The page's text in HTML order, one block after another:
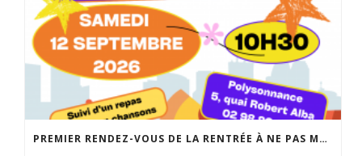
PREMIER RENDEZ-VOUS DE LA RENTRÉE À NE PAS MANQUER: LA FABRIQUE DES POSSIBLES AU LOCAL JEUNES DE POLYSONNANCE. UN MOMENT CONVIVIAL POUR RÉALISER VOS PROJETS DE SORTIES, D’ACTIVITÉS, DE SÉJOURS… INFO: 02 98 86 13 11